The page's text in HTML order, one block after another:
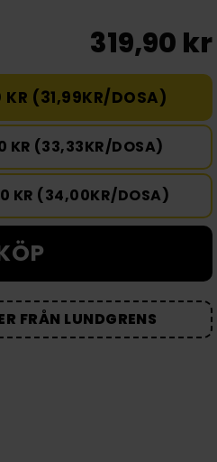
319,90 kr
(31,99KR/DOSA)
(33,33KR/DOSA)
KR (34,00KR/DOSA)
FRÅN LUNDGRENS